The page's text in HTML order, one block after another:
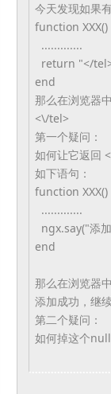
今天发现如果
function XXX()
.............
return "</
end
那么在浏览器
<\/tel>
第一个疑问：
如何让它返回
如下语句：
function XXX()
.............
ngx.say("添
end
那么在浏览器
添加成功，继
第二个疑问：
如何掉这个